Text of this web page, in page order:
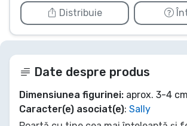
Distribuie
Date despre produs
Dimensiunea figurinei: aprox. 3-4
Caracter(e) asociat(e): Sally